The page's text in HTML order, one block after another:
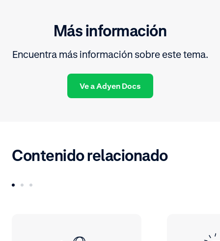
Más información
Encuentra más información sobre este tema.
Ve a Adyen Docs
Contenido relacionado